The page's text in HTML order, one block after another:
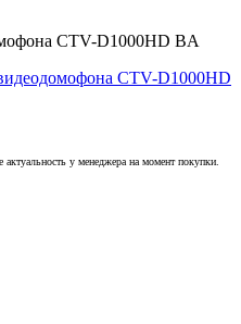
CTV-D1000HD BA
у менеджера на момент покупки.